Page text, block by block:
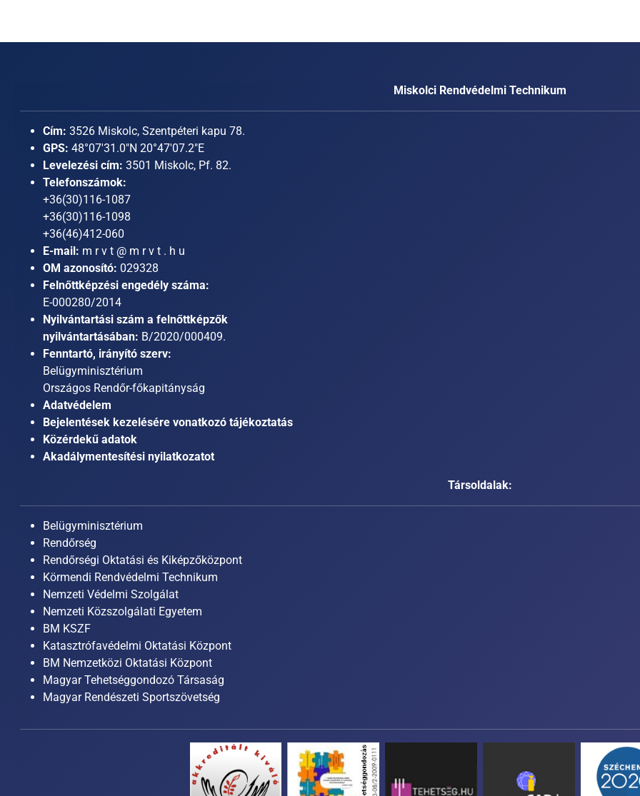
Miskolci Rendvédelmi Technikum
Cím: 3526 Miskolc, Szentpéteri kapu 78.
GPS: 48°07'31.0"N 20°47'07.2"E
Levelezési cím: 3501 Miskolc, Pf. 82.
Telefonszámok:
+36(30)116-1087
+36(30)116-1098
+36(46)412-060
E-mail: m r v t @ m r v t . h u
OM azonosító: 029328
Felnőttképzési engedély száma:
E-000280/2014
Nyilvántartási szám a felnőttképzők
nyilvántartásában: B/2020/000409.
Fenntartó, irányító szerv:
Belügyminisztérium
Országos Rendőr-főkapitányság
Adatvédelem
Bejelentések kezelésére vonatkozó tájékoztatás
Közérdekű adatok
Akadálymentesítési nyilatkozatot
Társoldalak:
Belügyminisztérium
Rendőrség
Rendőrségi Oktatási és Kiképzőközpont
Körmendi Rendvédelmi Technikum
Nemzeti Védelmi Szolgálat
Nemzeti Közszolgálati Egyetem
BM KSZF
Katasztrófavédelmi Oktatási Központ
BM Nemzetközi Oktatási Központ
Magyar Tehetséggondozó Társaság
Magyar Rendészeti Sportszövetség